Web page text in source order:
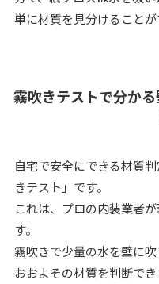
単に材質を見分けることが
霧吹きテストで分か
自宅で安全にできる材質
きテスト」です。
これは、プロの内装業者
す。
霧吹きで少量の水を壁に吹
おおよその材質を判断でき